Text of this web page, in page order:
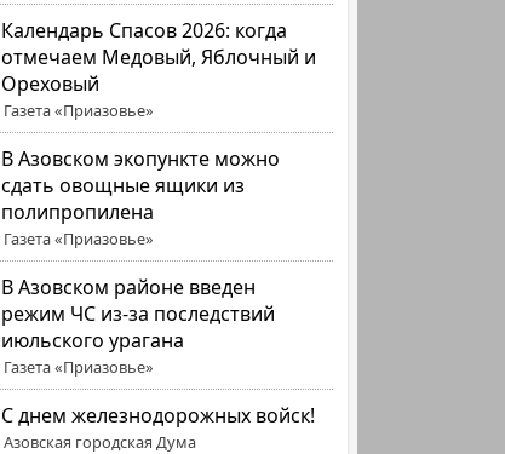
Календарь Спасов 2026: когда
отмечаем Медовый, Яблочный и
Ореховый
Газета «Приазовье»
В Азовском экопункте можно
сдать овощные ящики из
полипропилена
Газета «Приазовье»
В Азовском районе введен
режим ЧС из-за последствий
июльского урагана
Газета «Приазовье»
С днем железнодорожных войск!
Азовская городская Дума